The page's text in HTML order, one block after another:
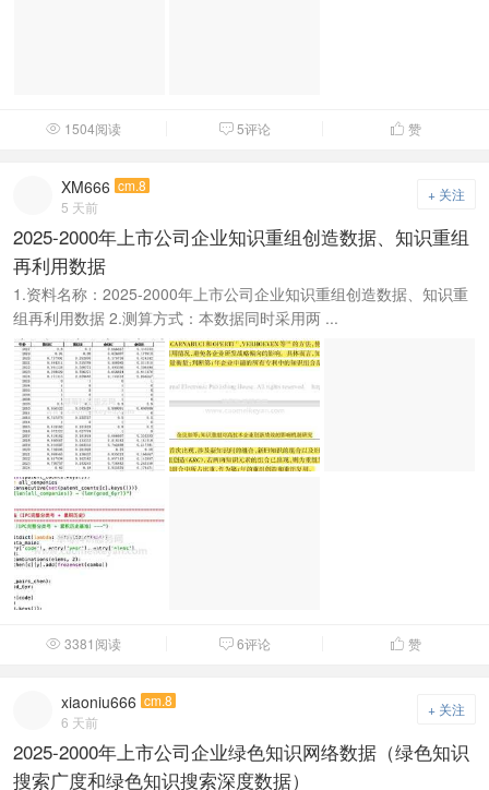
 1504阅读  5评论  赞
+ 关注
XM666 cm.8
5 天前
2025-2000年上市公司企业知识重组创造数据、知识重组
再利用数据
1.资料名称：2025-2000年上市公司企业知识重组创造数据、知识重
组再利用数据 2.测算方式：本数据同时采用两 ...
 3381阅读  6评论  赞
+ 关注
xiaoniu666 cm.8
6 天前
2025-2000年上市公司企业绿色知识网络数据（绿色知识
搜索广度和绿色知识搜索深度数据）